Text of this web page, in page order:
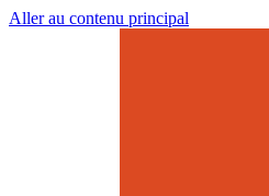
Aller au contenu principal